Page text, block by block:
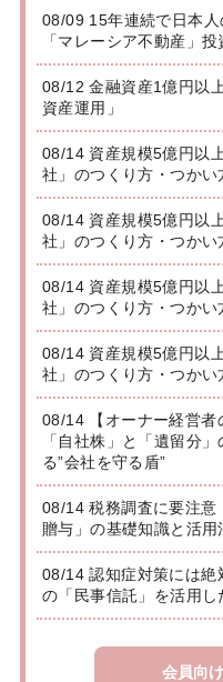
08/09 15年連続で日本
「マレーシア不動産」投
08/12 金融資産1億円以
資産運用」
08/14 資産規模5億円以
社」のつくり方・つかい
08/14 資産規模5億円以
社」のつくり方・つかい
08/14 資産規模5億円以
社」のつくり方・つかい
08/14 資産規模5億円以
社」のつくり方・つか
08/14 【オーナー経営者
「自社株」と「遺留分
る”会社を守る盾”
08/14 税務調査に要注意
贈与」の基礎知識と活用
08/14 認知症対策には絶
の「民事信託」を活用し
会員向